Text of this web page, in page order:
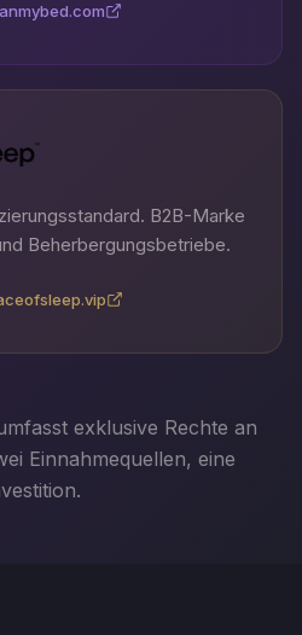
B2B-Marke
Beherbergungsbetriebe.
exklusive Rechte an
Einnahmequellen, eine